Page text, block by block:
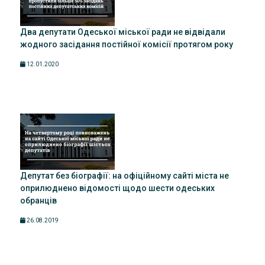
Два депутати Одеської міської ради не відвідали
жодного засідання постійної комісії протягом року
12.01.2020
Депутат без біографії: на офіційному сайті міста не
оприлюднено відомості щодо шести одеських
обранців
26.08.2019